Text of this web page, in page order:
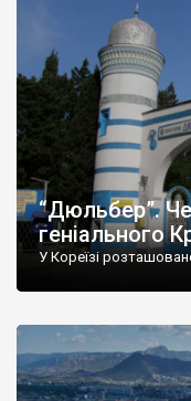
“Дюльбер”.
геніального
У Кореїзі